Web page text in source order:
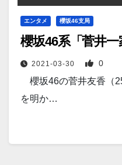
エンタメ 櫻坂46支局
櫻坂46系「菅井
2021-03-30 0
櫻坂46の菅井友香（
を明か…